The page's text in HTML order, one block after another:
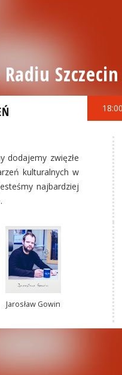
dodajemy zwięzłe
kulturalnych w
najbardziej
Jarosław Gowin
18:00